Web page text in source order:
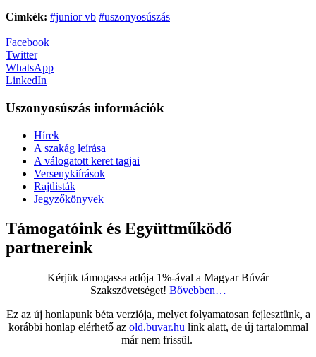
Címkék: #junior vb #uszonyosúszás
Facebook
Twitter
WhatsApp
LinkedIn
Uszonyosúszás információk
Hírek
A szakág leírása
A válogatott keret tagjai
Versenykiírások
Rajtlisták
Jegyzőkönyvek
Támogatóink és Együttműködő
partnereink
Kérjük támogassa adója 1%-ával a Magyar Búvár
Szakszövetséget! Bővebben…
Ez az új honlapunk béta verziója, melyet folyamatosan fejlesztünk, a
korábbi honlap elérhető az old.buvar.hu link alatt, de új tartalommal
már nem frissül.